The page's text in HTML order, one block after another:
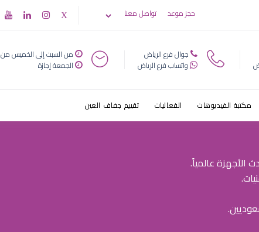
حجز موعد تواصل معنا
جوال فرع الرياض
واتساب فرع الرياض
من السبت إلى الخميس من 9 ص إلى 10 م
الجمعة إجازة
مكتبة الفيديوهات الفعاليات تقييم جفاف العين
الأجهزة عالمياً.